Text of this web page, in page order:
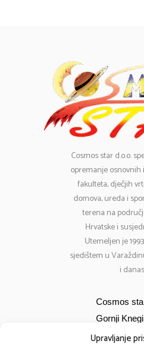
Upravljanje
Cosmosstar d.o.o.
opremanje osnovnih
fakulteta, dječjih
domova, ureda i
terena na
Hrvatske i
Utemeljen je
sjedištem u
i
Cosmos
Gornji
Bana